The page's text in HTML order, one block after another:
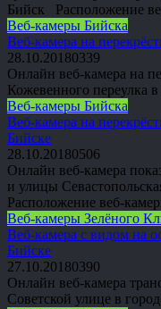
Бийск Расположение
Веб-камеры Бийска
Веб-камера на
28.10.20180339
Онлайн веб-камера на
Кожевенного переулка
Веб-камеры Бийска
Веб-камера на
Бийске
28.10.20180506
Онлайн веб-камера
и улицы
Расположение веб-
Веб-камеры Зелёного
Веб-камера с видом на
Бийске
27.10.20180390
Онлайн веб-камера
Советской улице в